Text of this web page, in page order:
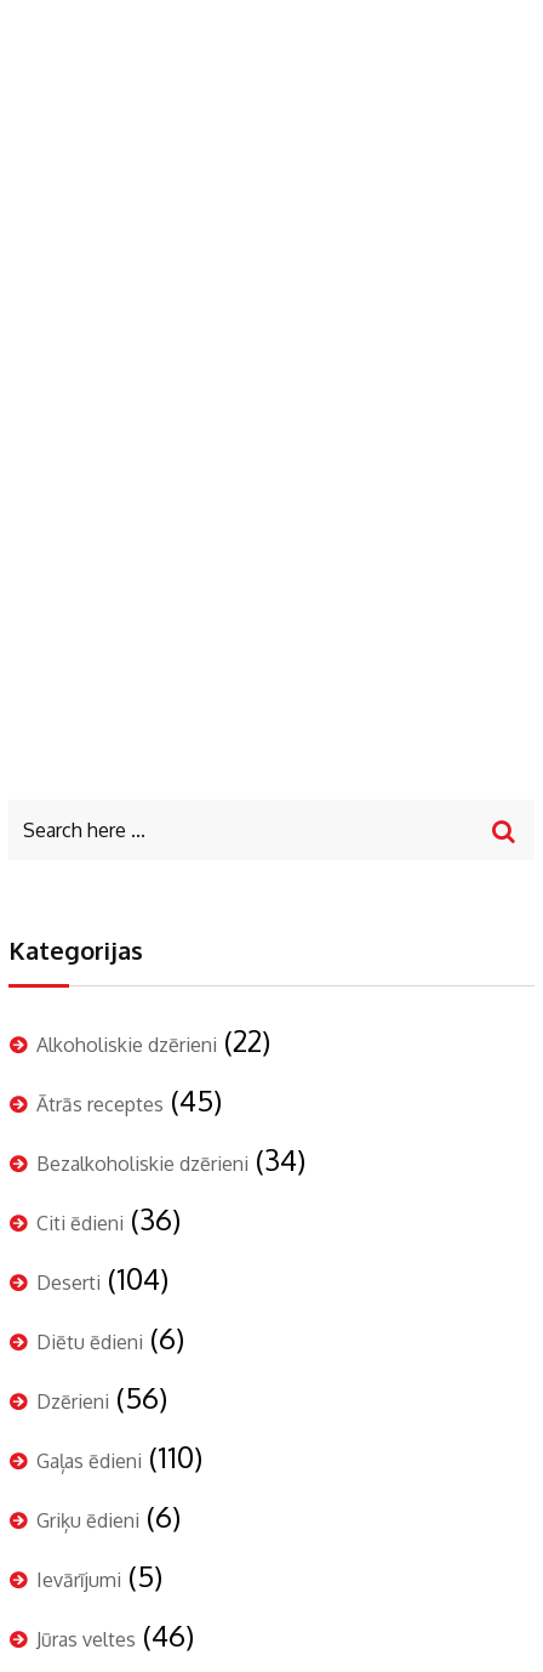
Kategorijas
Alkoholiskie dzērieni (22)
Ātrās receptes (45)
Bezalkoholiskie dzērieni (34)
Citi ēdieni (36)
Deserti (104)
Diētu ēdieni (6)
Dzērieni (56)
Gaļas ēdieni (110)
Griķu ēdieni (6)
Ievārījumi (5)
Jūras veltes (46)